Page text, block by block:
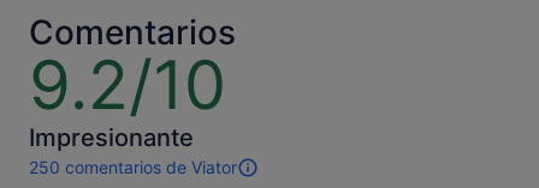
Comentarios
9.2/10
9.2
sobre
10
Impresionante
250 comentarios de Viator
250 comentarios